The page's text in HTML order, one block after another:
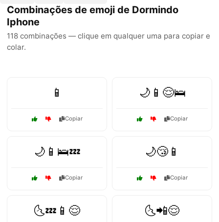
Combinações de emoji de Dormindo
Iphone
118 combinações — clique em qualquer uma para copiar e
colar.
📱
Copiar
🌙📱😌🛌
Copiar
🌙📱🛌💤
Copiar
🌙😴📱
Copiar
🌜💤📱😌 🌜📲😌